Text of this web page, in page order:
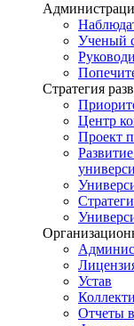
Ученый
Стратегия
Центр
Проект
Устав
Отчеты